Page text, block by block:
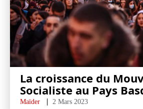
La croissance du
Socialiste au Pays
Maïder 2 Mars 2023